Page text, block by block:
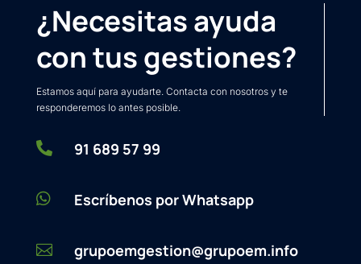
¿Necesitas ayuda
con tus gestiones?
Estamos aquí para ayudarte. Contacta con nosotros y te
responderemos lo antes posible.
 91 689 57 99
 Escríbenos por Whatsapp
 grupoemgestion@grupoem.info